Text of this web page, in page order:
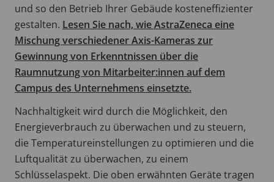
und so den Betrieb Ihrer Gebäude kosteneffizienter
gestalten. Lesen Sie nach, wie AstraZeneca eine
Mischung verschiedener Axis-Kameras zur
Gewinnung von Erkenntnissen über die
Raumnutzung von Mitarbeiter:innen auf dem
Campus des Unternehmens einsetzte.
Nachhaltigkeit wird durch die Möglichkeit, den
Energieverbrauch zu überwachen und zu steuern,
die Temperatureinstellungen zu optimieren und die
Luftqualität zu überwachen, zu einem
Schlüsselaspekt. Die oben erwähnten Geräte tragen